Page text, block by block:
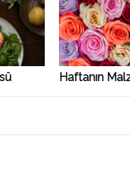
Haftanın